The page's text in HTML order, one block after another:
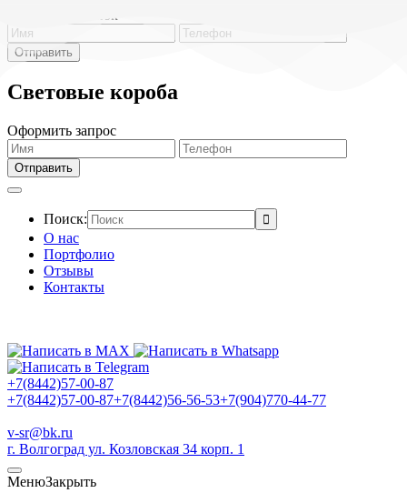
Обратный звонок
Световые короба
Оформить запрос
Поиск:
О нас
Портфолио
Отзывы
Контакты
+7(8442)57-00-87
+7(8442)57-00-87+7(8442)56-56-53+7(904)770-44-77
v-sr@bk.ru
г. Волгоград ул. Козловская 34 корп. 1
МенюЗакрыть